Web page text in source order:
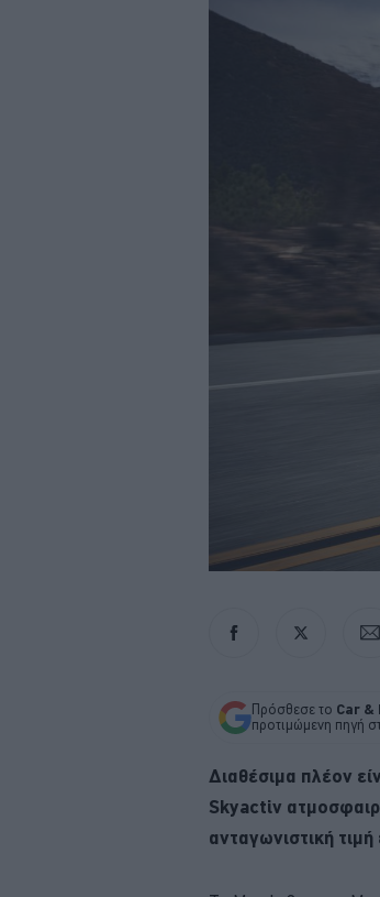
Πρόσθεσε το Car &
προτιμώμενη πηγή
Διαθέσιμα πλέον
Skyactiv
ανταγωνιστική τιμή